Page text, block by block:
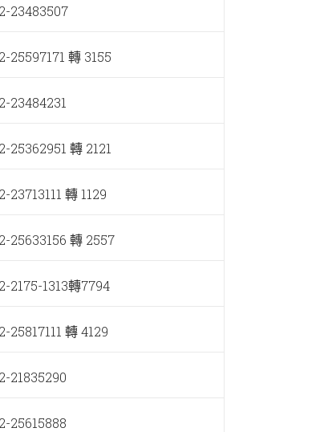
23483507
25597171 轉 3155
23484231
25362951 轉 2121
23713111 轉 1129
25633156 轉 2557
2175-1313轉7794
25817111 轉 4129
21835290
25615888